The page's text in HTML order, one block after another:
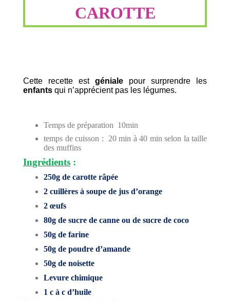
CAROTTE
Cette recette est géniale pour surprendre les
enfants qui n’apprécient pas les légumes.
Temps de préparation 10min
temps de cuisson : 20 min à 40 min selon la taille
des muffins
Ingrédients :
250g de carotte râpée
2 cuillères à soupe de jus d’orange
2 œufs
80g de sucre de canne ou de sucre de coco
50g de farine
50g de poudre d’amande
50g de noisette
Levure chimique
1 c à c d’huile